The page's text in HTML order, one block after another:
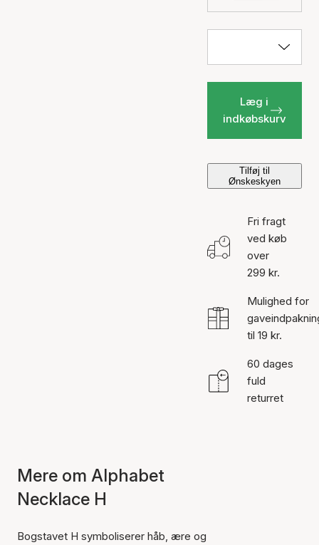
Læg i
indkøbskurv
Tilføj til
Ønskeskyen
Fri fragt
ved køb
over
299 kr.
Mulighed for
til 19 kr.
60 dages
fuld
returret
Mere om Alphabet
Necklace H
Bogstavet H symboliserer håb, ære og